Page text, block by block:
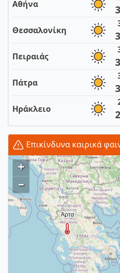
Αθήνα
Θεσσαλονίκη
Πειραιάς
Πάτρα
Ηράκλειο
Επικίνδυνα καιρικά
+
–